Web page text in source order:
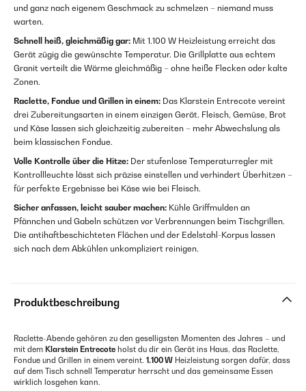
und ganz nach eigenem Geschmack zu schmelzen – niemand muss
warten.
Schnell heiß, gleichmäßig gar: Mit 1.100 W Heizleistung erreicht das
Gerät zügig die gewünschte Temperatur. Die Grillplatte aus echtem
Granit verteilt die Wärme gleichmäßig – ohne heiße Flecken oder kalte
Zonen.
Raclette, Fondue und Grillen in einem: Das Klarstein Entrecote vereint
drei Zubereitungsarten in einem einzigen Gerät. Fleisch, Gemüse, Brot
und Käse lassen sich gleichzeitig zubereiten – mehr Abwechslung als
beim klassischen Fondue.
Volle Kontrolle über die Hitze: Der stufenlose Temperaturregler mit
Kontrollleuchte lässt sich präzise einstellen und verhindert Überhitzen –
für perfekte Ergebnisse bei Käse wie bei Fleisch.
Sicher anfassen, leicht sauber machen: Kühle Griffmulden an
Pfännchen und Gabeln schützen vor Verbrennungen beim Tischgrillen.
Die antihaftbeschichteten Flächen und der Edelstahl-Korpus lassen
sich nach dem Abkühlen unkompliziert reinigen.
Produktbeschreibung
Raclette-Abende gehören zu den geselligsten Momenten des Jahres – und
mit dem Klarstein Entrecote holst du dir ein Gerät ins Haus, das Raclette,
Fondue und Grillen in einem vereint. 1.100 W Heizleistung sorgen dafür, dass
auf dem Tisch schnell Temperatur herrscht und das gemeinsame Essen
wirklich losgehen kann.